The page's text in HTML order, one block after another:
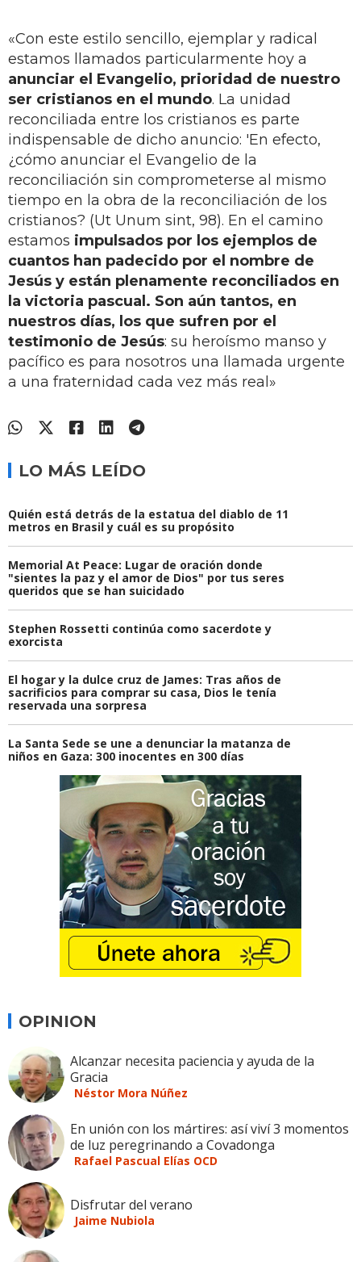
«Con este estilo sencillo, ejemplar y radical
estamos llamados particularmente hoy a
anunciar el Evangelio, prioridad de nuestro
ser cristianos en el mundo. La unidad
reconciliada entre los cristianos es parte
indispensable de dicho anuncio: 'En efecto,
¿cómo anunciar el Evangelio de la
reconciliación sin comprometerse al mismo
tiempo en la obra de la reconciliación de los
cristianos? (Ut Unum sint, 98). En el camino
estamos impulsados por los ejemplos de
cuantos han padecido por el nombre de
Jesús y están plenamente reconciliados en
la victoria pascual. Son aún tantos, en
nuestros días, los que sufren por el
testimonio de Jesús: su heroísmo manso y
pacífico es para nosotros una llamada urgente
a una fraternidad cada vez más real»
LO MÁS LEÍDO
Quién está detrás de la estatua del diablo de 11
metros en Brasil y cuál es su propósito
Memorial At Peace: Lugar de oración donde
"sientes la paz y el amor de Dios" por tus seres
queridos que se han suicidado
Stephen Rossetti continúa como sacerdote y
exorcista
El hogar y la dulce cruz de James: Tras años de
sacrificios para comprar su casa, Dios le tenía
reservada una sorpresa
La Santa Sede se une a denunciar la matanza de
niños en Gaza: 300 inocentes en 300 días
OPINION
Alcanzar necesita paciencia y ayuda de la
Gracia
Néstor Mora Núñez
En unión con los mártires: así viví 3 momentos
de luz peregrinando a Covadonga
Rafael Pascual Elías OCD
Disfrutar del verano
Jaime Nubiola